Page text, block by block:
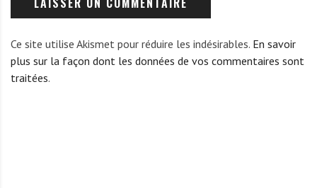
Ce site utilise Akismet pour réduire les indésirables. En savoir
plus sur la façon dont les données de vos commentaires sont
traitées.